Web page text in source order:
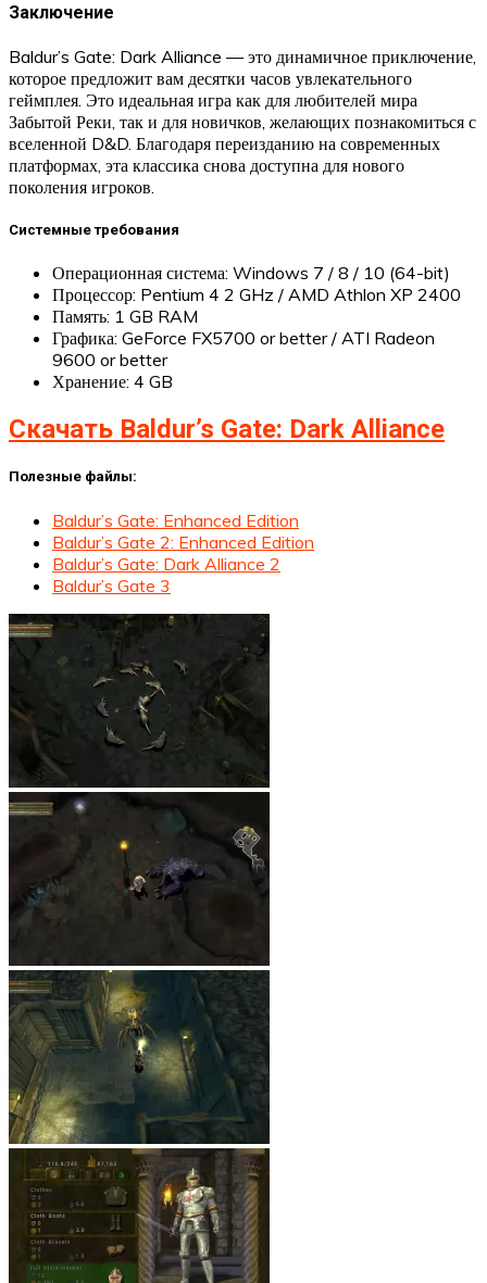
Заключение
Baldur’s Gate: Dark Alliance — это динамичное приключение,
которое предложит вам десятки часов увлекательного
геймплея. Это идеальная игра как для любителей мира
Забытой Реки, так и для новичков, желающих познакомиться с
вселенной D&D. Благодаря переизданию на современных
платформах, эта классика снова доступна для нового
поколения игроков.
Системные требования
Операционная система: Windows 7 / 8 / 10 (64-bit)
Процессор: Pentium 4 2 GHz / AMD Athlon XP 2400
Память: 1 GB RAM
Графика: GeForce FX5700 or better / ATI Radeon
9600 or better
Хранение: 4 GB
Скачать Baldur’s Gate: Dark Alliance
Полезные файлы:
Baldur’s Gate: Enhanced Edition
Baldur’s Gate 2: Enhanced Edition
Baldur’s Gate: Dark Alliance 2
Baldur’s Gate 3